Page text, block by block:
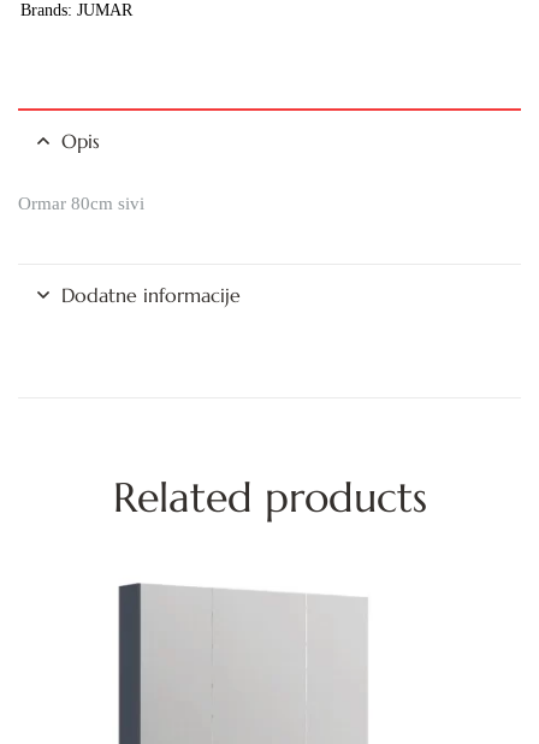
Brands: JUMAR
Opis
Ormar 80cm sivi
Dodatne informacije
Related products